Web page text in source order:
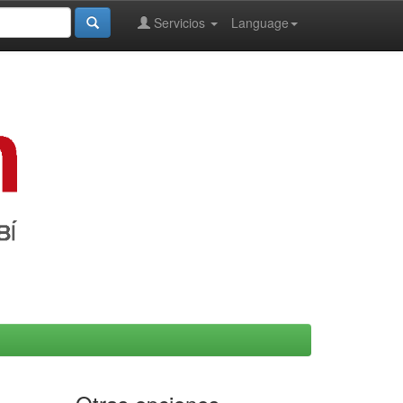
Language
Servicios